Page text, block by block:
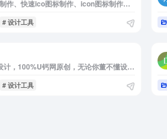
<p> 提供ico图标在线制作、快速ico图标制作、icon图标制作、favicon、可以将png转ico、favicon在线制作、所有图片转ico，透明ico图标制作、动态ico图标制作方法及将所制作的ico图标下载下来，作为favicon.ico文件。 </p>
# 设计工具
<p> 智能AI商标logo设计，100%U钙网原创，无论你董不懂设计,仅需输入文字，您就可以自助设计出专业、精美的LOGO,无限制免费下载，十几年专业专注智能LOGO设计，服务用户已超千万 </p>
# 设计工具